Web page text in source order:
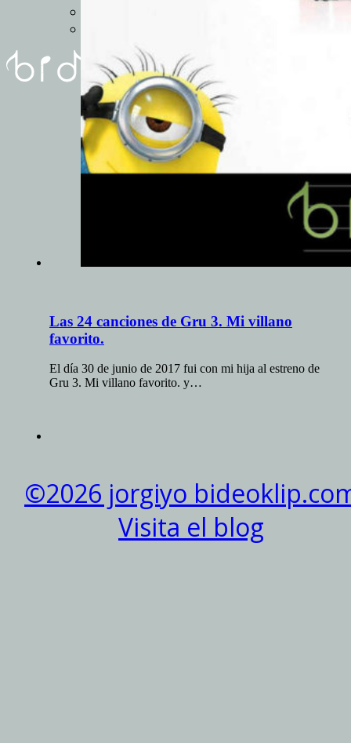
Las 24 canciones de Gru 3. Mi villano
favorito.
El día 30 de junio de 2017 fui con mi hija al estreno de
Gru 3. Mi villano favorito. y…
©2026 jorgiyo
Visita el blog